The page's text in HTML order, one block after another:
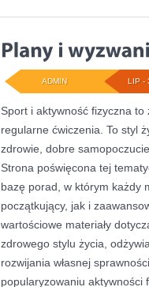
LIP -
ADMIN
Sport i aktywność fizyczna
regularne ćwiczenia. To styl
zdrowie, dobre
Strona poświęcona tej
bazę porad, w którym każdy
początkujący, jak i
wartościowe materiały
zdrowego stylu życia,
rozwijania własnej
popularyzowaniu aktywności